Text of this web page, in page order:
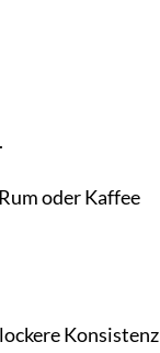
oder Kaffee
Konsistenz